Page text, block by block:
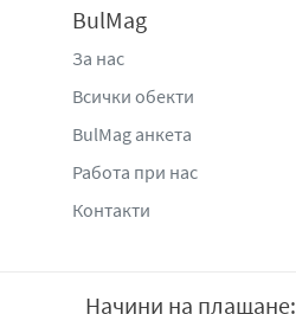
BulMag
За нас
Всички обекти
BulMag анкета
Работа при нас
Контакти
Начини на плащане: